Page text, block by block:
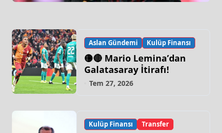
Aslan Gündemi Kulüp Finansı
🟡🔴 Mario Lemina’dan
Galatasaray İtirafı!
Tem 27, 2026
Kulüp Finansı Transfer